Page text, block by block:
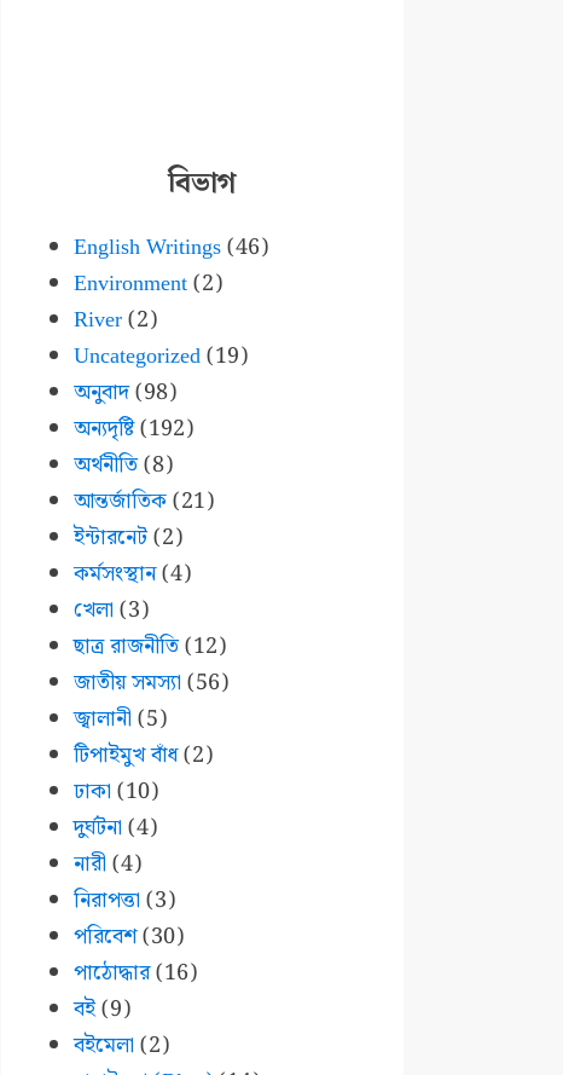
বিভাগ
English Writings(46)
Environment(2)
River(2)
Uncategorized(19)
অনুবাদ(98)
অন্যদৃষ্টি(192)
অর্থনীতি(8)
আন্তর্জাতিক(21)
ইন্টারনেট(2)
কর্মসংস্থান(4)
খেলা (3)
ছাত্র রাজনীতি(12)
জাতীয় সমস্যা (56)
জ্বালানী (5)
টিপাইমুখ বাঁধ(2)
ঢাকা (10)
দুর্ঘটনা (4)
নারী (4)
নিরাপত্তা (3)
পরিবেশ(30)
পাঠোদ্ধার(16)
বই(9)
বইমেলা (2)